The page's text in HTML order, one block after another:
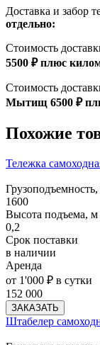
Доставка и забор
отдельно:
Стоимость
5500 ₽ плюс
Стоимость
Мытищ 6500 ₽
Похожие
Тележка
Грузоподъемность,
1600
Высота подъема, м
0,2
Срок поставки
в наличии
Аренда
от 1'000 ₽ в сутки
152 000
ЗАКАЗАТЬ
Штабелер